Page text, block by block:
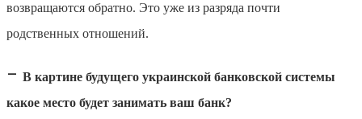
возвращаются обратно. Это уже из разряда почти
родственных отношений.
– В картине будущего украинской банковской системы
какое место будет занимать ваш банк?